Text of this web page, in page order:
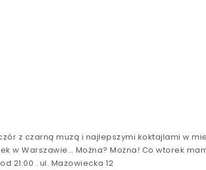
z czarną muzą i najlepszymi koktajlami w
w Warszawie… Można? Można! Co wtorek
21:00 . ul. Mazowiecka 12